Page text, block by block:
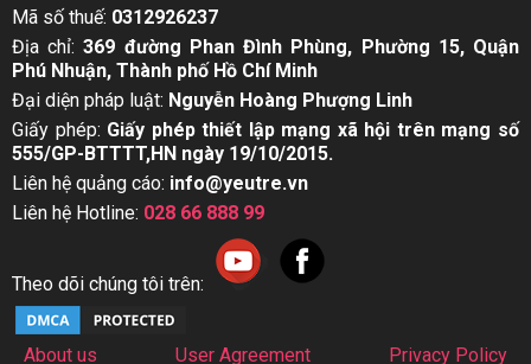
Mã số thuế: 0312926237
Địa chỉ:369 đường Phan Đình Phùng, Phường 15, Quận
Phú Nhuận, Thành phố Hồ Chí Minh
Đại diện pháp luật: Nguyễn Hoàng Phượng Linh
Giấy phép: Giấy phép thiết lập mạng xã hội trên mạng số
555/GP-BTTTT,HN ngày 19/10/2015.
Liên hệ quảng cáo: info@yeutre.vn
Liên hệ Hotline: 028 66 888 99
Theo dõi chúng tôi trên:
About us User Agreement Privacy Policy